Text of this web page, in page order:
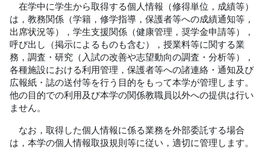
在学中に学生から取得する個人情報（修得単位，成績等）
は，教務関係（学籍，修学指導，保護者等への成績通知等，
出席状況等），学生支援関係（健康管理，奨学金申請等），
呼び出し（掲示によるものも含む），授業料等に関する業
務，調査・研究（入試の改善や志望動向の調査・分析等），
各種施設における利用管理，保護者等への諸連絡・通知及び
広報紙・誌の送付等を行う目的をもって本学が管理します。
他の目的での利用及び本学の関係教職員以外への提供は行い
ません。
なお，取得した個人情報に係る業務を外部委託する場合
は，本学の個人情報取扱規則等に従い，適切に管理します。